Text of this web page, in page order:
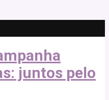
juntos pelo